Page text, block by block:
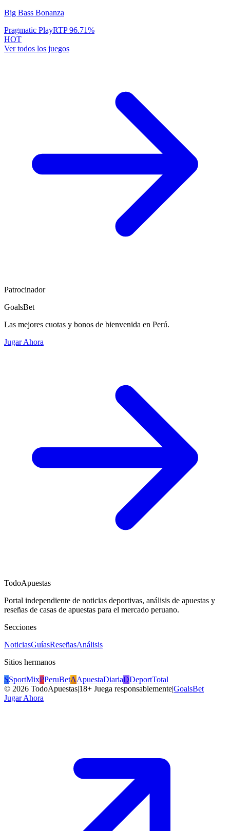
Big Bass Bonanza
Pragmatic PlayRTP96.71%
HOT
Ver todos los juegos
Patrocinador
GoalsBet
Las mejores cuotas y bonos de bienvenida en Perú.
Jugar Ahora
TodoApuestas
Portal independiente de noticias deportivas, análisis de apuestas y
reseñas de casas de apuestas para el mercado peruano.
Secciones
NoticiasGuíasReseñasAnálisis
Sitios hermanos
SSportMixPPeruBetAApuestaDiariaDDeportTotal
© 2026 TodoApuestas|18+ Juega responsablemente|GoalsBet
Jugar Ahora